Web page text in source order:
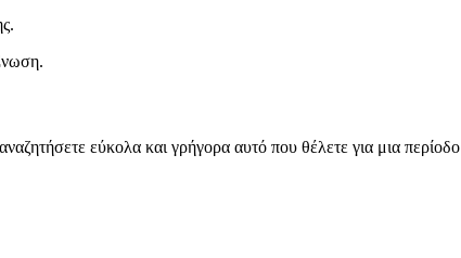
εύκολα και γρήγορα αυτό που θέλετε για μια περίοδο